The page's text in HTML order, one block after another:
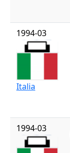
1994-03
Italia
1994-03